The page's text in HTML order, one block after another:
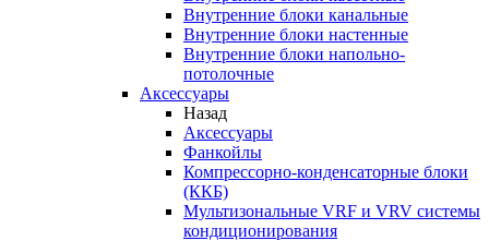
Внутренние блоки канальные
Внутренние блоки настенные
Внутренние блоки напольно-
потолочные
Аксессуары
Назад
Аксессуары
Фанкойлы
Компрессорно-конденсаторные блоки
(ККБ)
Мультизональные VRF и VRV системы
кондиционирования